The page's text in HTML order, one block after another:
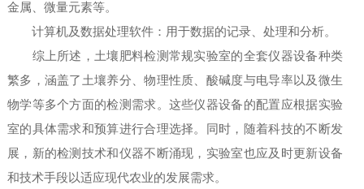
金属、微量元素等。
计算机及数据处理软件：用于数据的记录、处理和分析。
综上所述，土壤肥料检测常规实验室的全套仪器设备种类
繁多，涵盖了土壤养分、物理性质、酸碱度与电导率以及微生
物学等多个方面的检测需求。这些仪器设备的配置应根据实验
室的具体需求和预算进行合理选择。同时，随着科技的不断发
展，新的检测技术和仪器不断涌现，实验室也应及时更新设备
和技术手段以适应现代农业的发展需求。